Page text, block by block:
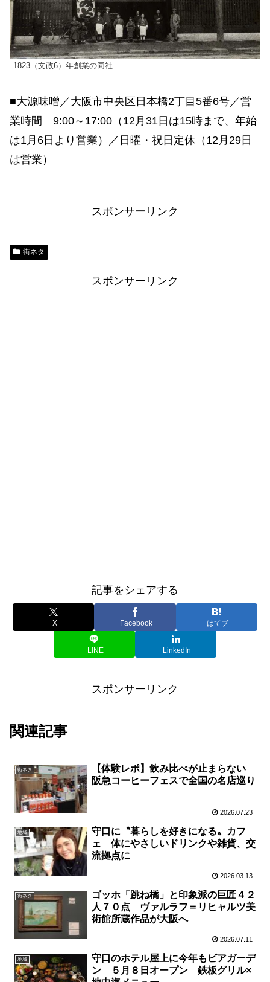
1823（文政6）年創業の同社
■大源味噌／大阪市中央区日本橋2丁目5番6号／営
業時間 9:00～17:00（12月31日は15時まで、年始
は1月6日より営業）／日曜・祝日定休（12月29日
は営業）
スポンサーリンク
街ネタ
スポンサーリンク
記事をシェアする
X Facebook はてブ
LINE LinkedIn
スポンサーリンク
関連記事
街ネタ
【体験レポ】飲み比べが止まらない
阪急コーヒーフェスで全国の名店巡り
2026.07.23
地域
守口に〝暮らしを好きになる〟カフ
ェ 体にやさしいドリンクや雑貨、交
流拠点に
2026.03.13
街ネタ
ゴッホ「跳ね橋」と印象派の巨匠４２
人７０点 ヴァルラフ＝リヒャルツ美
術館所蔵作品が大阪へ
2026.07.11
地域
守口のホテル屋上に今年もビアガーデ
ン ５月８日オープン 鉄板グリル×